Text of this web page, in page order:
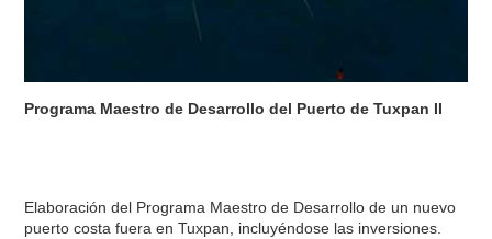
Programa Maestro de Desarrollo del Puerto de Tuxpan II
Elaboración del Programa Maestro de Desarrollo de un nuevo
puerto costa fuera en Tuxpan, incluyéndose las inversiones.